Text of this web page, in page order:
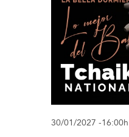
30/01/2027 -16:00h